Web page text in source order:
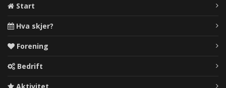
Start
Hva skjer?
Forening
Bedrift